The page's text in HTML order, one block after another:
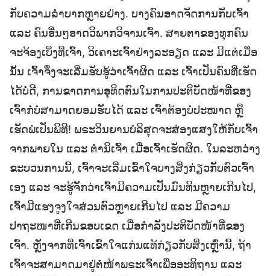
ກັບຄວາມລຳບາກຫຼາຍຢ່າງ. ບາງຄົນອາດຈັດການກັບເຈົ້າ
ແລະ ຄົນອື່ນໆອາດວິພາກວິຈານເຈົ້າ. ສາຍຕາຂອງທຸກຄົນ
ຈະຈ້ອງເບິ່ງທີ່ເຈົ້າ, ວິເຄາະເຈົ້າຢ່າງລະອຽດ ແລະ ມີແຕ່ເມື່ອ
ນັ້ນ ເຈົ້າຈຶ່ງຈະເລີ່ມຮັບຮູ້ວ່າເຈົ້າຜິດ ແລະ ເຈົ້າເປັນຄົນທີ່ເຮັດ
ໄດ້ບໍ່ດີ, ການຂາດການອຸທິດຕົນໃນການປະຕິບັດໜ້າທີ່ຂອງ
ເຈົ້າກໍ່ບໍ່ສາມາດຍອມຮັບໄດ້ ແລະ ເຈົ້າຕ້ອງບໍ່ປະໝາດ ຫຼື
ເຮັດພໍເປັນພິທີ! ພຣະວິນຍານບໍລິສຸດຈະສ່ອງແສງໃຫ້ກັບເຈົ້າ
ຈາກພາຍໃນ ແລະ ຕຳນິເຈົ້າ ເມື່ອເຈົ້າເຮັດຜິດ. ໃນລະຫວ່າງ
ຂະບວນການນີ້, ເຈົ້າຈະເລີ່ມເຂົ້າໃຈບາງສິ່ງກ່ຽວກັບຕົວເຈົ້າ
ເອງ ແລະ ຈະຮູ້ຈັກວ່າເຈົ້າມີຄວາມເປັນມົນທິນຫຼາຍເກີນໄປ,
ເຈົ້າມີແຮງຈູງໃຈສ່ວນຕົວຫຼາຍເກີນໄປ ແລະ ມີຄວາມ
ປາຖະໜາທີ່ເກີນຂອບເຂດ ເມື່ອກຳລັງປະຕິບັດໜ້າທີ່ຂອງ
ເຈົ້າ. ຫຼັງຈາກທີ່ເຈົ້າເຂົ້າໃຈແກ່ນແທ້ກ່ຽວກັບສິ່ງເຫຼົ່ານີ້, ຖ້າ
ເຈົ້າຈະສາມາດມາຢູ່ຕໍ່ໜ້າພຣະເຈົ້າເພື່ອອະທິຖານ ແລະ